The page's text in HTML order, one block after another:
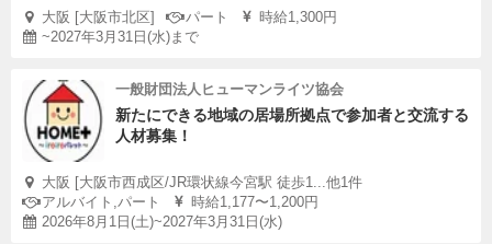
大阪 [大阪市北区] パート
時給1,300円
~2027年3月31日(水)まで
一般財団法人ヒューマンライツ協会
新たにできる地域の居場所拠点で参加者と交流する
人材募集！
大阪 [大阪市西成区/JR環状線今宮駅 徒歩1...他1件
アルバイト,パート
時給1,177〜1,200円
2026年8月1日(土)~2027年3月31日(水)